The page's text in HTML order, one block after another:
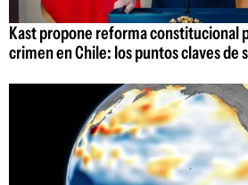
Kast propone reforma constitucional
crimen en Chile: los puntos claves de